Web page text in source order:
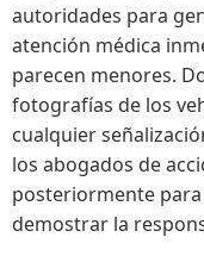
autoridades para
atención médica
parecen menores.
fotografías de los
cualquier
los abogados de
posteriormente
demostrar la